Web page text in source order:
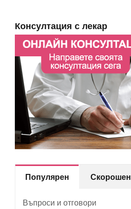
Консултация с лекар
Популярен Скорошен
Въпроси и отговори